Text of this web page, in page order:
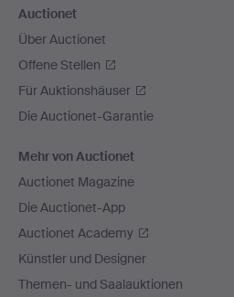
Auctionet
Über Auctionet
Offene Stellen
Für Auktionshäuser
Die Auctionet-Garantie
Mehr von Auctionet
Auctionet Magazine
Die Auctionet-App
Auctionet Academy
Künstler und Designer
Themen- und Saalauktionen